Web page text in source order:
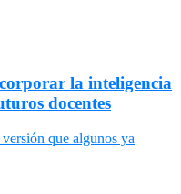
la inteligencia
docentes